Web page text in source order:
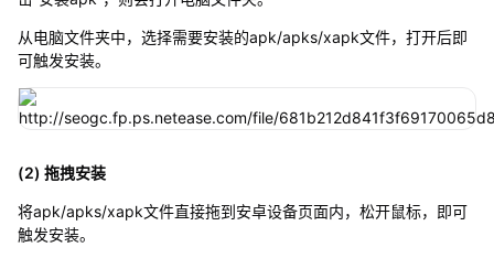
从电脑文件夹中，选择需要安装的apk/apks/xapk文件，打开后即
可触发安装。
(2) 拖拽安装
将apk/apks/xapk文件直接拖到安卓设备页面内，松开鼠标，即可
触发安装。